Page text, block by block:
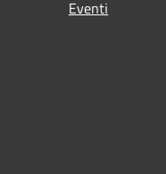
Eventi